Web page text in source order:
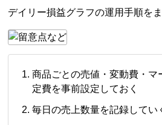
デイリー損益グラフの運用手順をま
商品ごとの売値・変動費・マ
定費を事前設定しておく
毎日の売上数量を記録してい